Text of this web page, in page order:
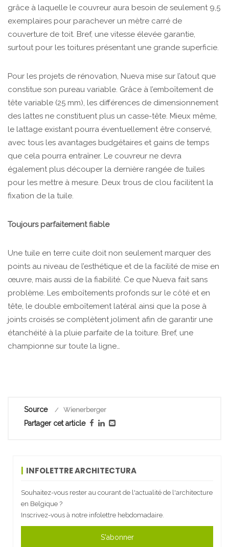
grâce à laquelle le couvreur aura besoin de seulement 9,5
exemplaires pour parachever un mètre carré de
couverture de toit. Bref, une vitesse élevée garantie,
surtout pour les toitures présentant une grande superficie.
Pour les projets de rénovation, Nueva mise sur l’atout que
constitue son pureau variable. Grâce à l’emboîtement de
tête variable (25 mm), les différences de dimensionnement
des lattes ne constituent plus un casse-tête. Mieux même,
le lattage existant pourra éventuellement être conservé,
avec tous les avantages budgétaires et gains de temps
que cela pourra entraîner. Le couvreur ne devra
également plus découper la dernière rangée de tuiles
pour les mettre à mesure. Deux trous de clou facilitent la
fixation de la tuile.
Toujours parfaitement fiable
Une tuile en terre cuite doit non seulement marquer des
points au niveau de l’esthétique et de la facilité de mise en
œuvre, mais aussi de la fiabilité. Ce que Nueva fait sans
problème. Les emboîtements profonds sur le côté et en
tête, le double emboîtement latéral ainsi que la pose à
joints croisés se complètent joliment afin de garantir une
étanchéité à la pluie parfaite de la toiture. Bref, une
championne sur toute la ligne…
Source Wienerberger
Partager cet article
INFOLETTRE ARCHITECTURA
Souhaitez-vous rester au courant de l'actualité de l'architecture
en Belgique ?
Inscrivez-vous à notre infolettre hebdomadaire.
S'abonner